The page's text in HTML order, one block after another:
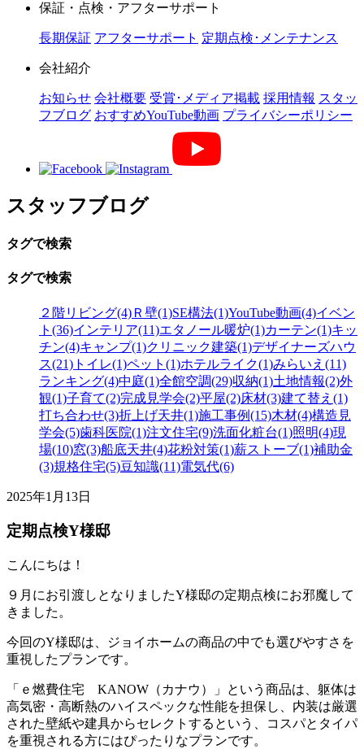
保証・点検・アフターサポート
長期保証 アフターサポート 定期点検･メンテナンス
会社紹介
お知らせ 会社概要 受賞･メディア掲載 採用情報 スタッ
フブログ おすすめYouTube動画 プライバシーポリシー
スタッフブログ
タグで検索
タグで検索
２階リビング(4) Ｒ壁(1)SE構法(1)YouTube動画(4)イベン
ト(36)インテリア(11)エタノール暖炉(1)カーテン(1)キッ
チン(4)キャンプ(1)クリニック建築(1)デザイナーズハウ
ス(21) トイレ(1)ペット(1)ホテルライク(1)みらいえ(11)
ランキング(4)中庭(1)全館空調(29)収納(1)土地情報(2)外
観(1)子育て(2)完成見学会(2)平屋(2)床材(3)建て替え(1)
打ち合わせ(3)折上げ天井(1)施工事例(15)木材(4)構造見
学会(5)歯科医院(1)注文住宅(9)洗面化粧台(1)照明(4)現
場(10)窓(3)船底天井(4)花粉対策(1)薪ストーブ(1)補助金
(3)規格住宅(5)豆知識(11)電気代(6)
2025年1月13日
定期点検Y様邸
こんにちは！
９月にお引渡しとなりましたY様邸の定期点検にお邪魔して
きました。
今回のY様邸は、ジョイホームの商品の中でも選びやすさを
重視したプランです。
「ｅ燃費住宅 KANOW（カナウ）」という商品は、躯体は
高気密・高断熱のハイスペックな性能を担保し、内装は厳選
された壁紙や建具からセレクトするという、コスパとタイパ
を重視される方にはぴったりなプランです。